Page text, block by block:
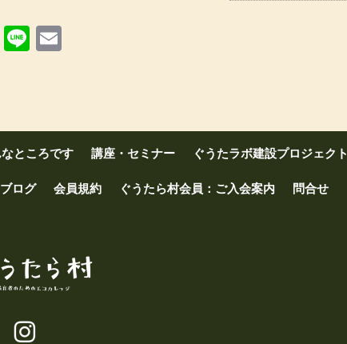
Twitter
Line
ところです 講座・セミナー ぐうたラボ建設プロジェクト
ブログ 会員規約 ぐうたら村会員：ご入会案内 問合せ